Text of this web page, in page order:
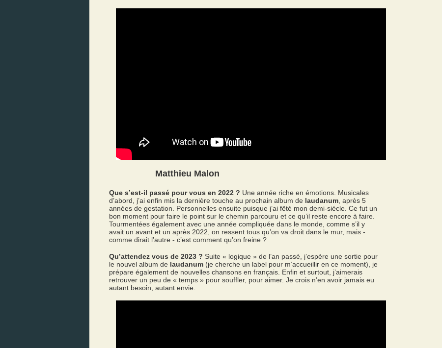
Matthieu Malon
Que s’est-il passé pour vous en 2022 ? Une année riche en émotions. Musicales
d’abord, j’ai enfin mis la dernière touche au prochain album de laudanum , après 5
années de gestation. Personnelles ensuite puisque j’ai fêté mon demi-siècle. Ce fut un
bon moment pour faire le point sur le chemin parcouru et ce qu’il reste encore à faire.
Tourmentées également avec une année compliquée dans le monde, comme s’il y
avait un avant et un après 2022, on ressent tous qu’on va droit dans le mur, mais -
comme dirait l’autre - c’est comment qu’on freine ?
Qu’attendez vous de 2023 ? Suite « logique » de l’an passé, j’espère une sortie pour
le nouvel album de laudanum (je cherche un label pour m’accueillir en ce moment), je
prépare également de nouvelles chansons en français. Enfin et surtout, j’aimerais
retrouver un peu de « temps » pour souffler, pour aimer. Je crois n’en avoir jamais eu
autant besoin, autant envie.